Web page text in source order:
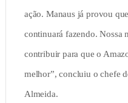
ação. Manaus já provou
continuará fazendo. Nossa
contribuir para que o
melhor”, concluiu o chefe
Almeida.